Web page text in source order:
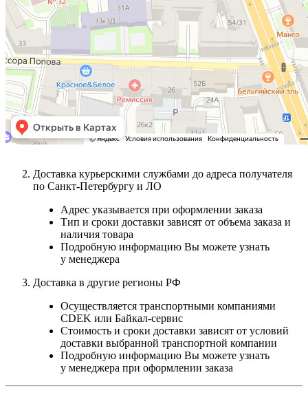
Доставка курьерскими службами до адреса получателя
по Санкт-Петербургу и ЛО
Адрес указывается при оформлении заказа
Тип и сроки доставки зависят от объема заказа и
наличия товара
Подробную информацию Вы можете узнать
у менеджера
Доставка в другие регионы РФ
Осуществляется транспортными компаниями
CDEK или Байкал-сервис
Стоимость и сроки доставки зависят от условий
доставки выбранной транспортной компании
Подробную информацию Вы можете узнать
у менеджера при оформлении заказа